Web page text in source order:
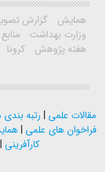
همایش گزارش
وزارت بهداشت
هفته پژوهش
کرونا
مقالات علمی | رتبه بندی
فراخوان های علمی |
کارآفرینی |